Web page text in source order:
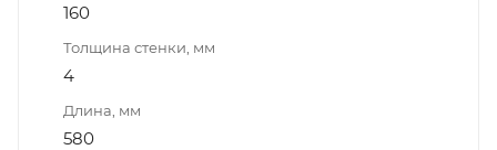
160
Толщина стенки, мм
4
Длина, мм
580